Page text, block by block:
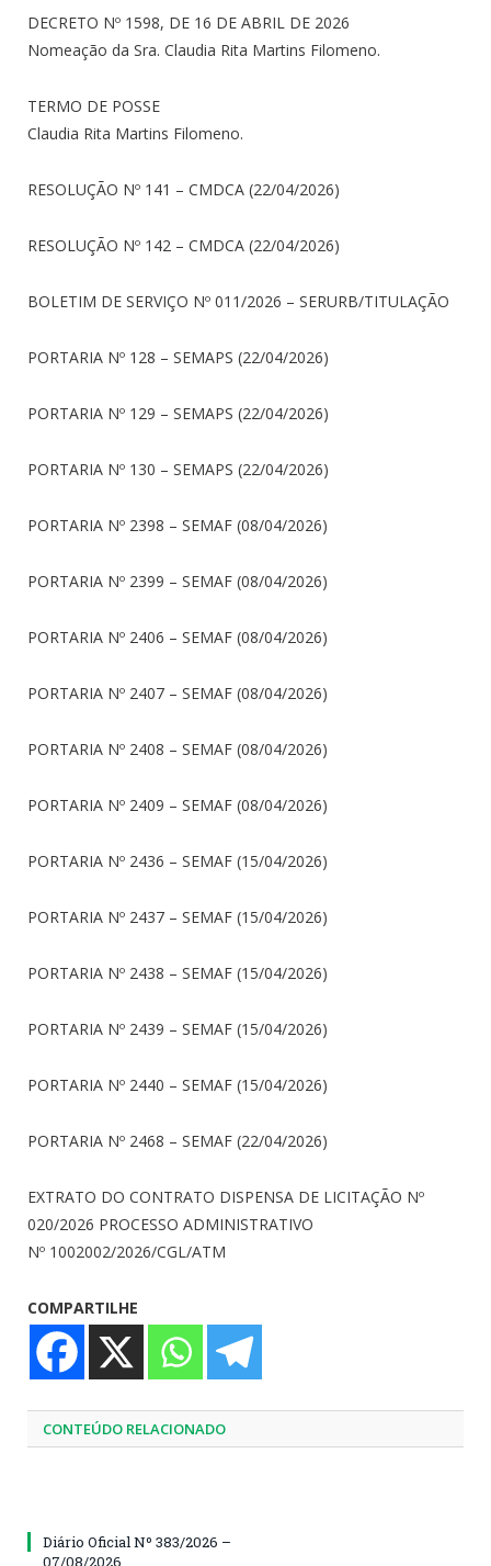
DECRETO Nº 1598, DE 16 DE ABRIL DE 2026
Nomeação da Sra. Claudia Rita Martins Filomeno.
TERMO DE POSSE
Claudia Rita Martins Filomeno.
RESOLUÇÃO Nº 141 – CMDCA (22/04/2026)
RESOLUÇÃO Nº 142 – CMDCA (22/04/2026)
BOLETIM DE SERVIÇO Nº 011/2026 – SERURB/TITULAÇÃO
PORTARIA Nº 128 – SEMAPS (22/04/2026)
PORTARIA Nº 129 – SEMAPS (22/04/2026)
PORTARIA Nº 130 – SEMAPS (22/04/2026)
PORTARIA Nº 2398 – SEMAF (08/04/2026)
PORTARIA Nº 2399 – SEMAF (08/04/2026)
PORTARIA Nº 2406 – SEMAF (08/04/2026)
PORTARIA Nº 2407 – SEMAF (08/04/2026)
PORTARIA Nº 2408 – SEMAF (08/04/2026)
PORTARIA Nº 2409 – SEMAF (08/04/2026)
PORTARIA Nº 2436 – SEMAF (15/04/2026)
PORTARIA Nº 2437 – SEMAF (15/04/2026)
PORTARIA Nº 2438 – SEMAF (15/04/2026)
PORTARIA Nº 2439 – SEMAF (15/04/2026)
PORTARIA Nº 2440 – SEMAF (15/04/2026)
PORTARIA Nº 2468 – SEMAF (22/04/2026)
EXTRATO DO CONTRATO DISPENSA DE LICITAÇÃO Nº
020/2026 PROCESSO ADMINISTRATIVO
Nº 1002002/2026/CGL/ATM
COMPARTILHE
CONTEÚDO RELACIONADO
Diário Oficial Nº 383/2026 –
07/08/2026